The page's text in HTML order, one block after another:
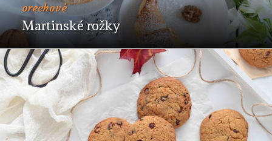
orechové
Martinské rožky